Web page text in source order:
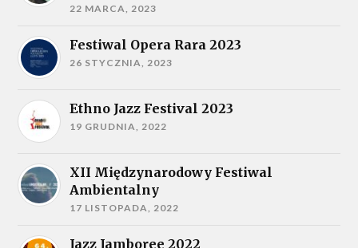
22 MARCA, 2023
Festiwal Opera Rara 2023
26 STYCZNIA, 2023
Ethno Jazz Festival 2023
19 GRUDNIA, 2022
XII Międzynarodowy Festiwal
Ambientalny
17 LISTOPADA, 2022
Jazz Jamboree 2022